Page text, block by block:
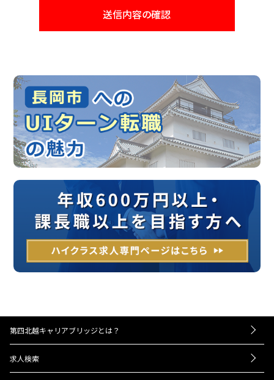
第四北越キャリアブリッジとは？
－UIターンをお考えの方へ
求人検索